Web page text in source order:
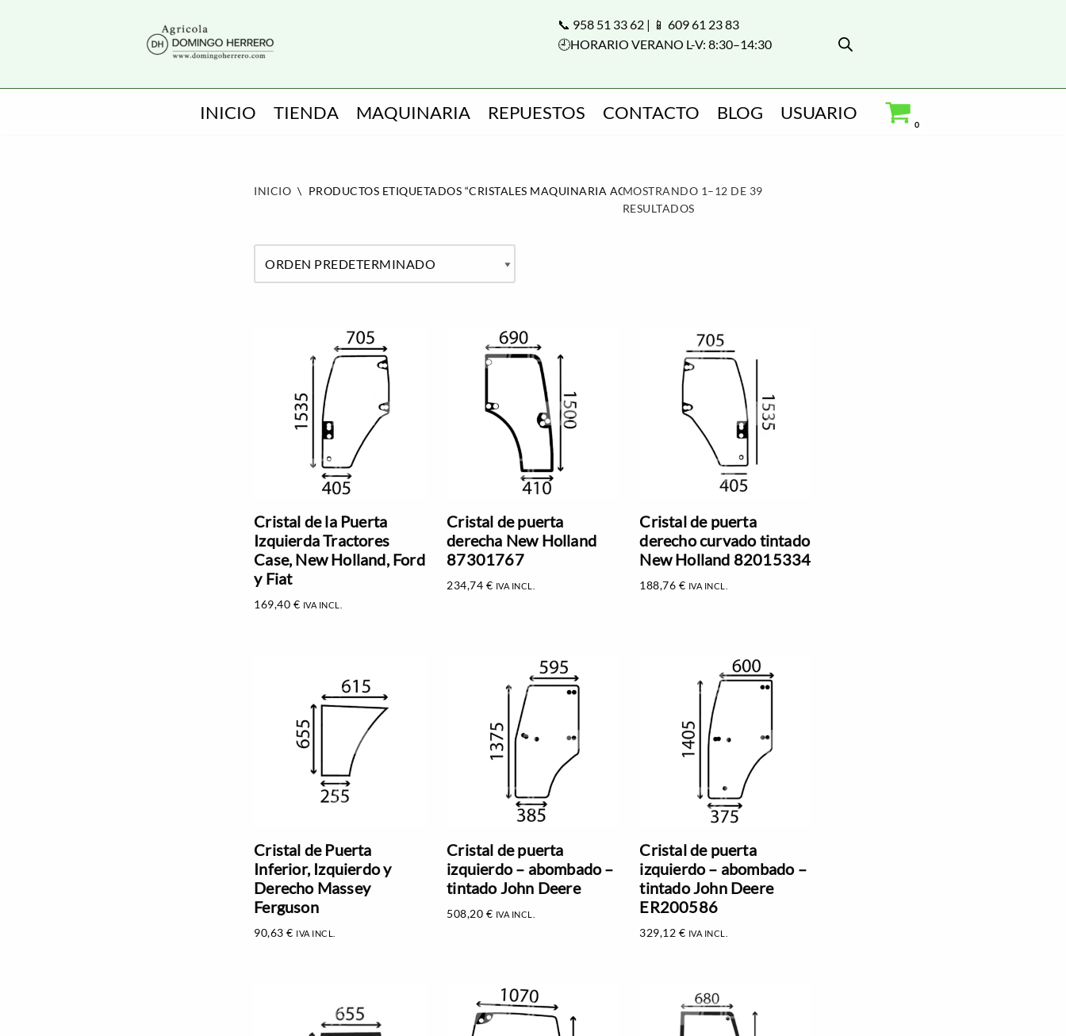
📞 958 51 33 62 | 📱 609 61 23 83
🕘HORARIO VERANO L-V: 8:30–14:30
INICIO TIENDA MAQUINARIA REPUESTOS CONTACTO BLOG USUARIO
0
INICIO \ PRODUCTOS ETIQUETADOS “CRISTALES MAQUINARIA AGRÍCOLA”MOSTRANDO 1–12 DE 39
RESULTADOS
Cristal de la Puerta
Izquierda Tractores
Case, New Holland, Ford
y Fiat
169,40 € IVA INCL.
Cristal de puerta
derecha New Holland
87301767
234,74 € IVA INCL.
Cristal de puerta
derecho curvado tintado
New Holland 82015334
188,76 € IVA INCL.
Cristal de Puerta
Inferior, Izquierdo y
Derecho Massey
Ferguson
90,63€ IVA INCL.
Cristal de puerta
izquierdo – abombado –
tintado John Deere
508,20 € IVA INCL.
Cristal de puerta
izquierdo – abombado –
tintado John Deere
ER200586
329,12 € IVA INCL.